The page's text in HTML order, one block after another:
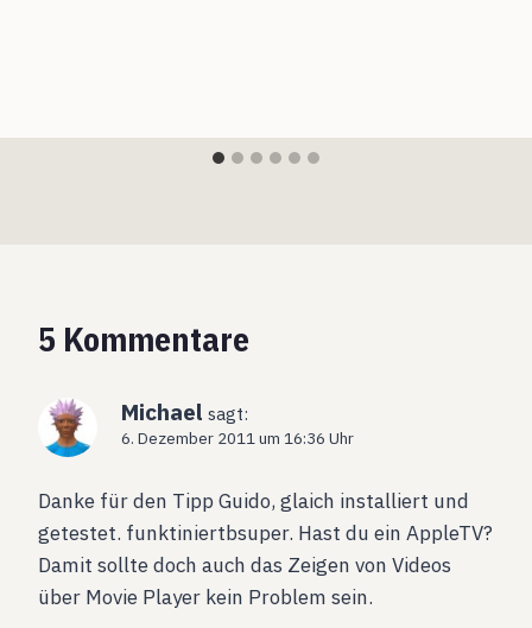
5 Kommentare
Michael sagt:
6. Dezember 2011 um 16:36 Uhr
Danke für den Tipp Guido, glaich installiert und
getestet. funktiniertbsuper. Hast du ein AppleTV?
Damit sollte doch auch das Zeigen von Videos
über Movie Player kein Problem sein.